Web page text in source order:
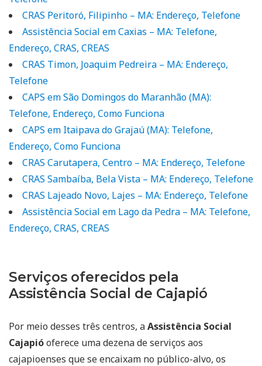
CRAS Peritoró, Filipinho – MA: Endereço, Telefone
Assistência Social em Caxias – MA: Telefone,
Endereço, CRAS, CREAS
CRAS Timon, Joaquim Pedreira – MA: Endereço,
Telefone
CAPS em São Domingos do Maranhão (MA):
Telefone, Endereço, Como Funciona
CAPS em Itaipava do Grajaú (MA): Telefone,
Endereço, Como Funciona
CRAS Carutapera, Centro – MA: Endereço, Telefone
CRAS Sambaíba, Bela Vista – MA: Endereço, Telefone
CRAS Lajeado Novo, Lajes – MA: Endereço, Telefone
Assistência Social em Lago da Pedra – MA: Telefone,
Endereço, CRAS, CREAS
Serviços oferecidos pela
Assistência Social de Cajapió
Por meio desses três centros, aAssistência Social
Cajapióoferece uma dezena de serviços aos
cajapioenses que se encaixam no público-alvo, os